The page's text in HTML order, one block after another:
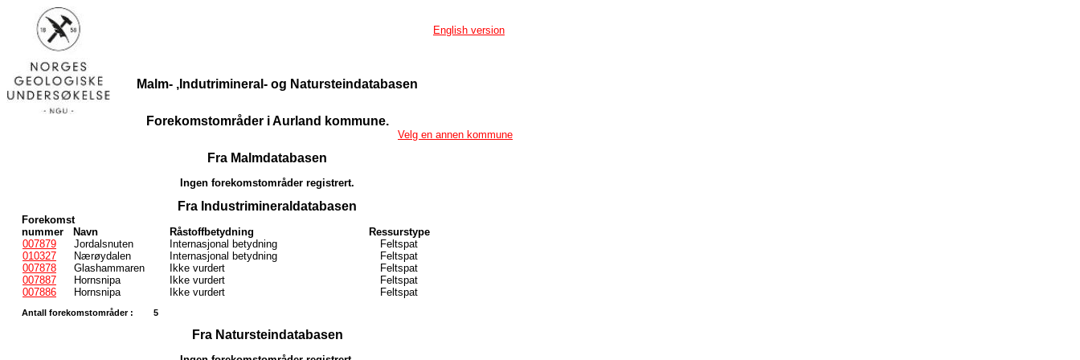
English version
Malm- ,Indutrimineral- og Natursteindatabasen
Forekomstområder i Aurland kommune.
Velg en annen kommune
Fra Malmdatabasen
Ingen forekomstområder registrert.
Fra Industrimineraldatabasen
Forekomst
nummer
Navn Råstoffbetydning
Ressurstype
007879
Jordalsnuten Internasjonal betydning
Feltspat
010327
Nærøydalen Internasjonal betydning
Feltspat
007878
Glashammaren Ikke vurdert
Feltspat
007887
Hornsnipa Ikke vurdert
Feltspat
007886
Hornsnipa Ikke vurdert Feltspat
Antall forekomstområder : 5
Fra Natursteindatabasen